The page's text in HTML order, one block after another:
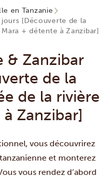
en Tanzanie
jours [Découverte de la
+ détente à Zanzibar]
& Zanzibar
de la
de la rivière
Zanzibar]
vous découvrirez
et monterez
vous rendez d’abord